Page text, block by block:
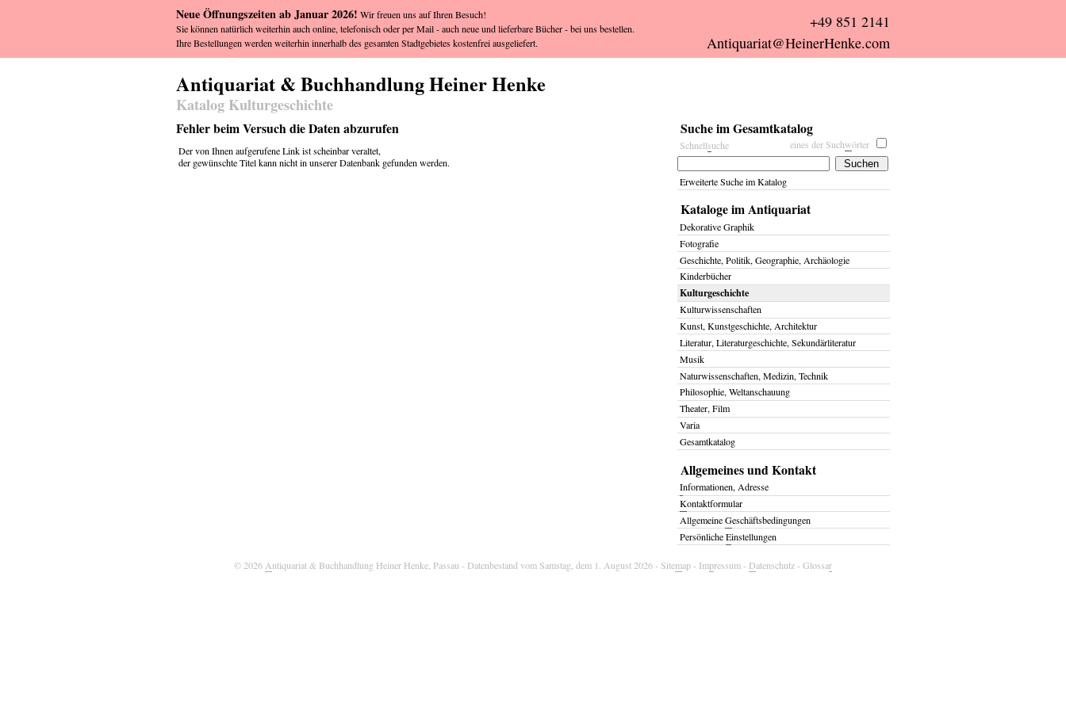
Antiquariat & Buchhandlung Heiner Henke
Katalog Kulturgeschichte
Fehler beim Versuch die Daten abzurufen
Der von Ihnen aufgerufene Link ist scheinbar veraltet,
der gewünschte Titel kann nicht in unserer Datenbank gefunden werden.
Suche im Gesamtkatalog
eines der Suchwörter
Schnellsuche
Erweiterte Suche im Katalog
Kataloge im Antiquariat
Dekorative Graphik
Fotografie
Geschichte, Politik, Geographie, Archäologie
Kinderbücher
Kulturgeschichte
Kulturwissenschaften
Kunst, Kunstgeschichte, Architektur
Literatur, Literaturgeschichte, Sekundärliteratur
Musik
Naturwissenschaften, Medizin, Technik
Philosophie, Weltanschauung
Theater, Film
Varia
Gesamtkatalog
Allgemeines und Kontakt
Informationen, Adresse
Kontaktformular
AllgemeineGeschäftsbedingungen
PersönlicheEinstellungen
© 2026Antiquariat & Buchhandlung Heiner Henke, Passau - Datenbestand vom Samstag, dem 1. August 2026 -Sitemap- Impressum- Datenschutz-Glossar
Neue Öffnungszeiten ab Januar 2026! Wir freuen uns auf Ihren Besuch!
Sie können natürlich weiterhin auch online, telefonisch oder per Mail - auch neue und lieferbare Bücher - bei uns bestellen.
Ihre Bestellungen werden weiterhin innerhalb des gesamten Stadtgebietes kostenfrei ausgeliefert.
+49 851 2141
Antiquariat@HeinerHenke.com